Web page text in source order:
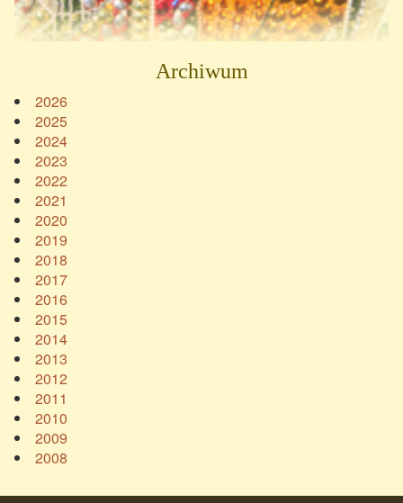
Archiwum
2026
2025
2024
2023
2022
2021
2020
2019
2018
2017
2016
2015
2014
2013
2012
2011
2010
2009
2008